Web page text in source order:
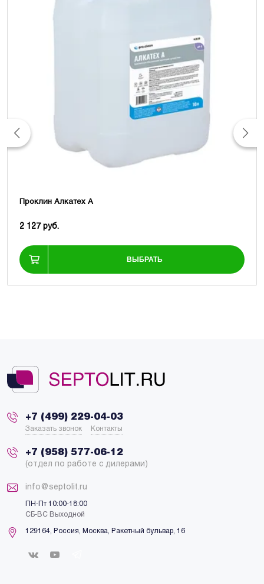
Проклин Алкатех А
2 127 руб.
ВЫБРАТЬ
+7 (499) 229-04-03
Заказать звонок Контакты
+7 (958) 577-06-12
(отдел по работе с дилерами)
info@septolit.ru
ПН-Пт 10:00-18:00
СБ-ВС Выходной
129164, Россия, Москва, Ракетный бульвар, 16